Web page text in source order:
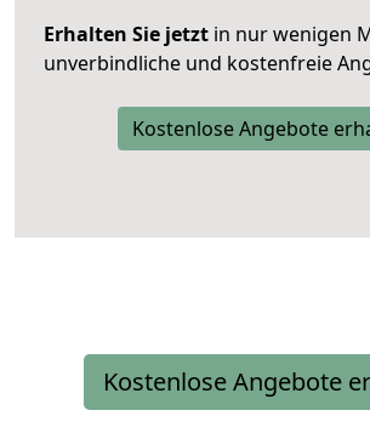
Erhalten Sie jetzt in nur wenigen
unverbindliche und kostenfreie
Kostenlose Angebote
Kostenlose Angebote